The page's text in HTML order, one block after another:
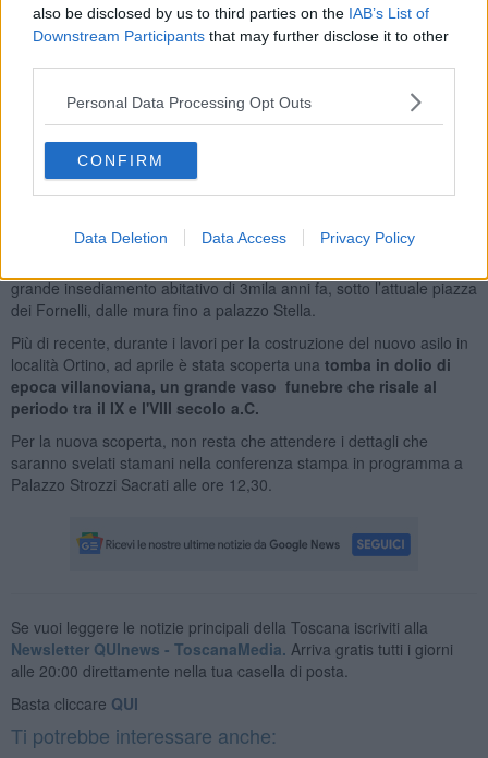
also be disclosed by us to third parties on the IAB’s List of
Downstream Participants that may further disclose it to other
Personal Data Processing Opt Outs
CONFIRM
Data Deletion Data Access Privacy Policy
Volterra ha già un meraviglioso teatro dell'epoca di Augusto in
Vallebona che ha recentemente ospitato il festival internazionale e
quel teatro costruito 2mila anni fa.
ridisegnate dai ritrovamenti risalenti al periodo villanoviano. Dopo il
crollo delle mura medievali del gennaio 2014 erano stati trovati
reperti importanti: dalla frana in fondo al versante su Viale Trento
villanoviana,puntellata da numerosi buchi che fanno ipotizzare
grande insediamento abitativo di 3mila anni fa, sotto l’attuale piazza
dei Fornelli, dalle mura fino a palazzo Stella.
Più di recente, durante i lavori per la costruzione del nuovo asilo in
località Ortino, ad aprile è stata scoperta una tomba in dolio di
epoca villanoviana, un grande vaso funebre che risale al
periodo tra il IX e l'VIII secolo a.C.
Per la nuova scoperta, non resta che attendere i dettagli che
saranno svelati stamani nella conferenza stampa in programma a
Palazzo Strozzi Sacrati alle ore 12,30.
Se vuoi leggere le notizie principali della Toscana iscriviti alla
Newsletter QUInews - ToscanaMedia. Arriva gratis tutti i giorni
alle 20:00 direttamente nella tua casella di posta.
Basta cliccare QUI
Ti potrebbe interessare anche: